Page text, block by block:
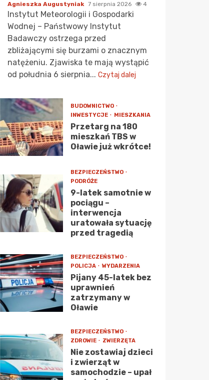
Agnieszka Augustyniak 7 sierpnia 2026 4
Instytut Meteorologii i Gospodarki
Wodnej – Państwowy Instytut
Badawczy ostrzega przed
zbliżającymi się burzami o znacznym
natężeniu. Zjawiska te mają wystąpić
od południa 6 sierpnia... Czytaj dalej
BUDOWNICTWO
INWESTYCJE
MIESZKANIA
Przetarg na 180
mieszkań TBS w
Oławie już wkrótce!
BEZPIECZEŃSTWO
PODRÓŻE
9-latek samotnie w
pociągu –
interwencja
uratowała sytuację
przed tragedią
BEZPIECZEŃSTWO
POLICJA
WYDARZENIA
Pijany 45-latek bez
uprawnień
zatrzymany w
Oławie
BEZPIECZEŃSTWO
ZDROWIE
ZWIERZĘTA
Nie zostawiaj dzieci
i zwierząt w
samochodzie – upał